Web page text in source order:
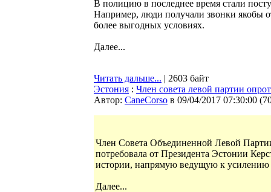
В полицию в последнее время стали
Например, люди получали звонки якобы
более выгодных условиях.
Далее...
Читать дальше... | 2603 байт
Эстония : Член совета левой партии
Автор: CaneCorso в 09/04/2017 07:30:00 (
Член Совета Объединенной Левой
потребовала от Президента Эстонии
истории, напрямую ведущую к
Далее...